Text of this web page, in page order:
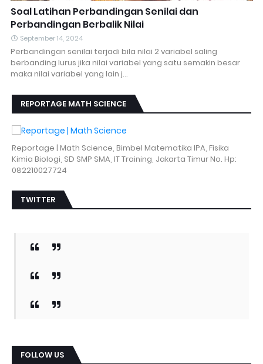
Soal Latihan Perbandingan Senilai dan
Perbandingan Berbalik Nilai
September 14, 2024
Perbandingan senilai terjadi bila nilai 2 variabel saling
berbanding lurus jika nilai variabel yang satu semakin besar
maka nilai variabel yang lain j…
REPORTAGE MATH SCIENCE
Reportage | Math Science, Bimbel Matematika IPA, Fisika
Kimia Biologi, SD SMP SMA, IT Training, Jakarta Timur No. Hp:
082210027724
TWITTER
FOLLOW US